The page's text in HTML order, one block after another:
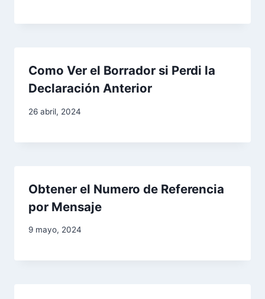
Como Ver el Borrador si Perdi la
Declaración Anterior
26 abril, 2024
Obtener el Numero de Referencia
por Mensaje
9 mayo, 2024